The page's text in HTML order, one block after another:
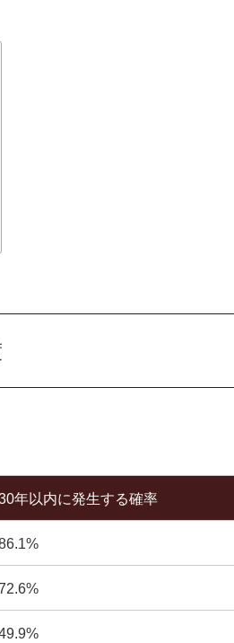
年以内に発生する確率